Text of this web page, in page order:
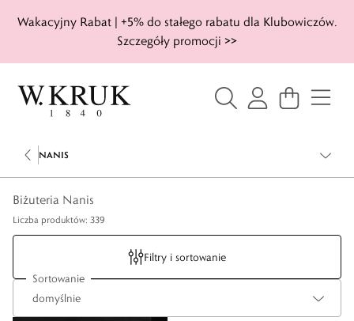
Wakacyjny Rabat | +5% do stałego rabatu dla Klubowiczów.
Szczegóły promocji >>
NANIS
Biżuteria Nanis
Liczba produktów: 339
Filtry i sortowanie
Sortowanie